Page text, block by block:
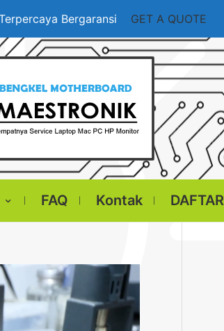
Bergaransi GET A QUOTE
FAQ Kontak DAFTAR